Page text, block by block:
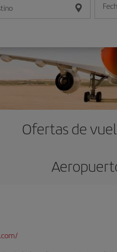
Ofertas de